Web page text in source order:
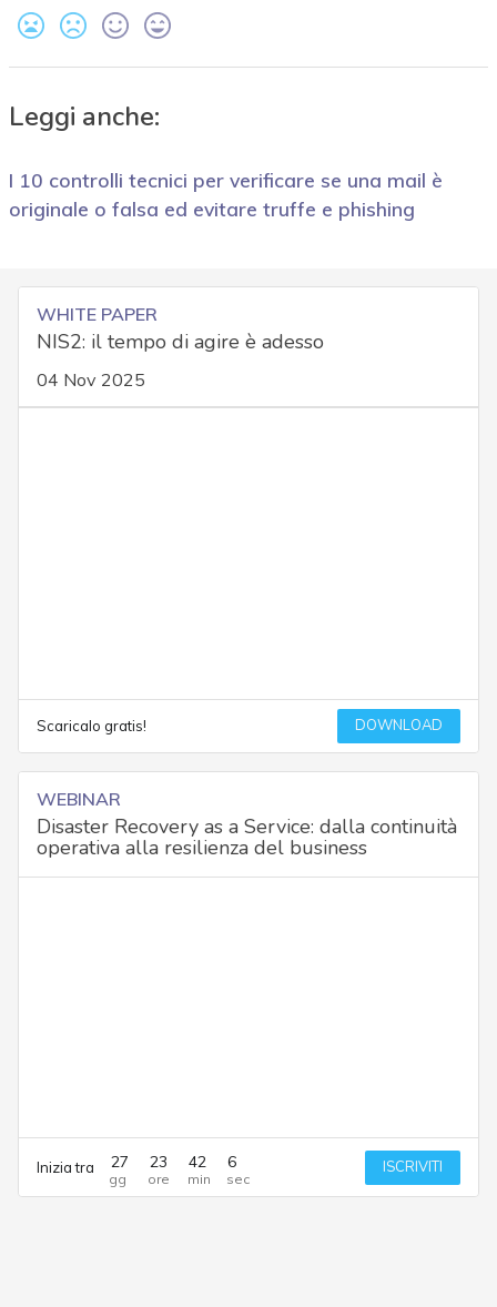
Leggi anche:
I 10 controlli tecnici per verificare se una mail è
originale o falsa ed evitare truffe e phishing
WHITE PAPER
NIS2: il tempo di agire è adesso
04 Nov 2025
Scaricalo gratis! DOWNLOAD
WEBINAR
Disaster Recovery as a Service: dalla continuità
operativa alla resilienza del business
Inizia tra 27 23 42 6 ISCRIVITI